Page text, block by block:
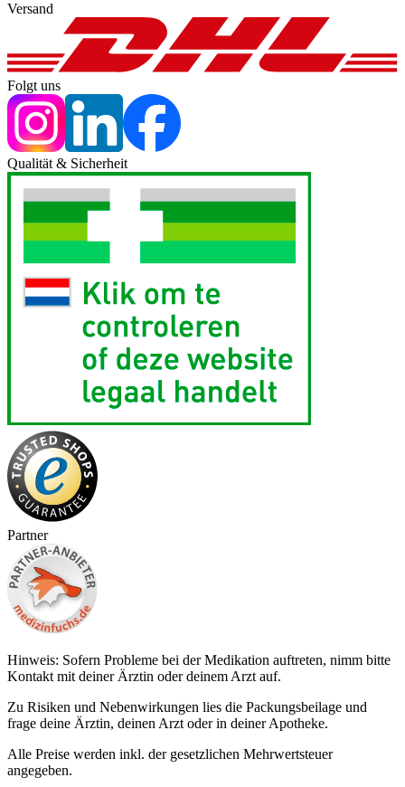
Versand
Folgt uns
Qualität & Sicherheit
Partner
Hinweis: Sofern Probleme bei der Medikation auftreten, nimm bitte
Kontakt mit deiner Ärztin oder deinem Arzt auf.
Zu Risiken und Nebenwirkungen lies die Packungsbeilage und
frage deine Ärztin, deinen Arzt oder in deiner Apotheke.
Alle Preise werden inkl. der gesetzlichen Mehrwertsteuer
angegeben.